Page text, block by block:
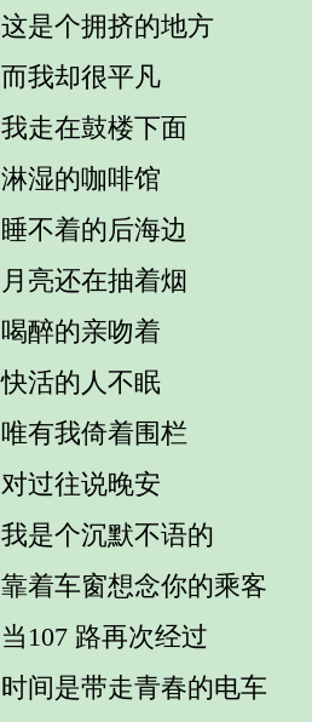
这是个拥挤的地方
而我却很平凡
我走在鼓楼下面
淋湿的咖啡馆
睡不着的后海边
月亮还在抽着烟
喝醉的亲吻着
快活的人不眠
唯有我倚着围栏
对过往说晚安
我是个沉默不语的
靠着车窗想念你的乘客
当107 路再次经过
时间是带走青春的电车